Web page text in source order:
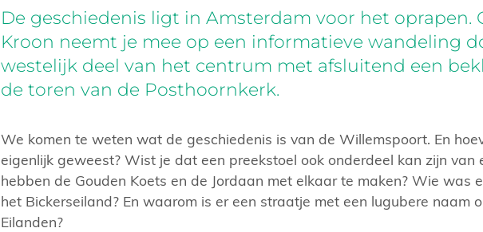
De geschiedenis ligt in Amsterdam voor het oprapen.
Kroon neemt je mee op een informatieve wandeling
westelijk deel van het centrum met afsluitend een
de toren van de Posthoornkerk.
We komen te weten wat de geschiedenis is van de Willemspoort. En
eigenlijk geweest? Wist je dat een preekstoel ook onderdeel kan zijn van
hebben de Gouden Koets en de Jordaan met elkaar te maken? Wie was
het Bickerseiland? En waarom is er een straatje met een lugubere naam
Eilanden?